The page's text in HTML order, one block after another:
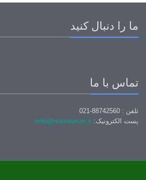
ما را دنبال کنید
تماس با ما
تلفن : 88742560-021
پست الکترونیک: info@mansurun.ir